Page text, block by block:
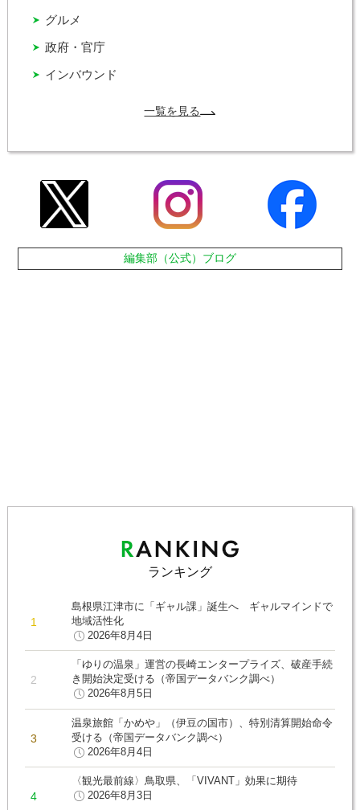
インバウンド
グルメ
政府・官庁
一覧を見る
編集部（公式）ブログ
ランキング
島根県江津市に「ギャル課」誕生へ ギャルマインドで
地域活性化
2026年8月4日
「ゆりの温泉」運営の長崎エンタープライズ、破産手続
き開始決定受ける（帝国データバンク調べ）
2026年8月5日
温泉旅館「かめや」（伊豆の国市）、特別清算開始命令
受ける（帝国データバンク調べ）
2026年8月4日
〈観光最前線〉鳥取県、「VIVANT」効果に期待
2026年8月3日